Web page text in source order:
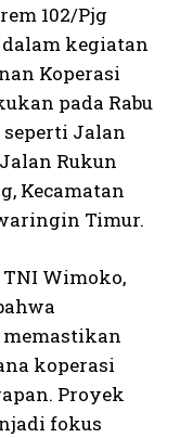
102/Pjg
dalam kegiatan
Koperasi
pada Rabu
seperti Jalan
Rukun
Kecamatan
Timur.
Wimoko,
koperasi
Proyek
fokus